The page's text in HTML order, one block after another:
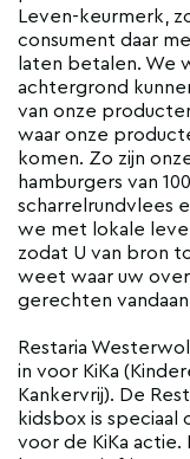
Leven-keurmerk,
consument daar
laten betalen. We
achtergrond
van onze
waar onze
komen. Zo zijn
hamburgers van
scharrelrundvlees
we met lokale
zodat U van bron
weet waar uw
gerechten
Restaria
in voor KiKa
Kankervrij). De
kidsbox is
voor de KiKa actie.